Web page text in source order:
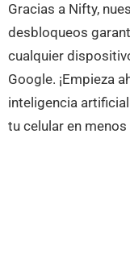
Gracias a Nifty,
desbloqueos
cualquier
Google. ¡Empieza
inteligencia
tu celular en menos